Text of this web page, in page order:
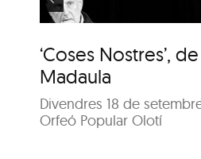
‘Coses Nostres’,
Madaula
Divendres 18 de
Orfeó Popular Olotí